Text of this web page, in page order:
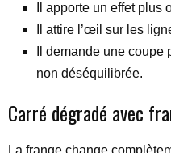
Il apporte un effet plus
Il attire l’œil sur les
Il demande une
non déséquilibrée.
Carré dégradé avec
La frange change